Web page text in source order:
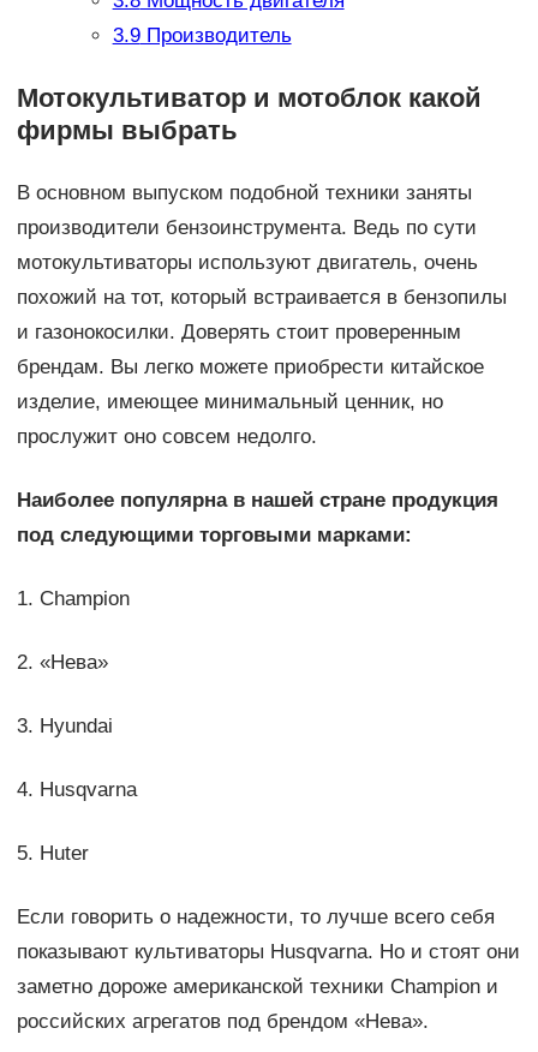
3.9Производитель
Мотокультиватор и мотоблок какой
фирмы выбрать
В основном выпуском подобной техники заняты
производители бензоинструмента. Ведь по сути
мотокультиваторы используют двигатель, очень
похожий на тот, который встраивается в бензопилы
и газонокосилки. Доверять стоит проверенным
брендам. Вы легко можете приобрести китайское
изделие, имеющее минимальный ценник, но
прослужит оно совсем недолго.
Наиболее популярна в нашей стране продукция
под следующими торговыми марками:
1. Champion
2. «Нева»
3. Hyundai
4. Husqvarna
5. Huter
Если говорить о надежности, то лучше всего себя
показывают культиваторы Husqvarna. Но и стоят они
заметно дороже американской техники Champion и
российских агрегатов под брендом «Нева».